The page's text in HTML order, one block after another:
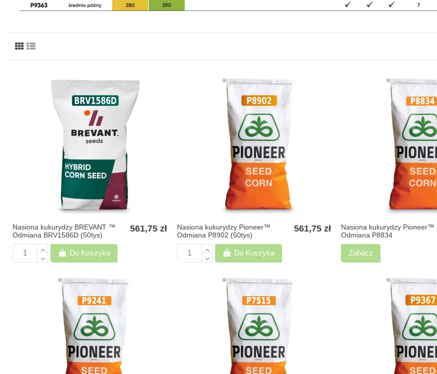
Nasiona kukurydzy BREVANT ™
Odmiana BRV1586D (50tys)
(hodowli Pioneer)
561,75 zł
Do Koszyka
Nasiona kukurydzy Pioneer™
Odmiana P8902 (50tys)
561,75 zł
Do Koszyka
Nasiona kukurydzy Pioneer™
Odmiana P8834
Zobacz